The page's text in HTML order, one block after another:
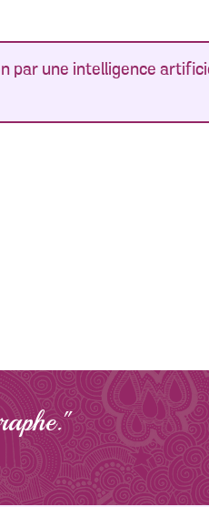
par une intelligence